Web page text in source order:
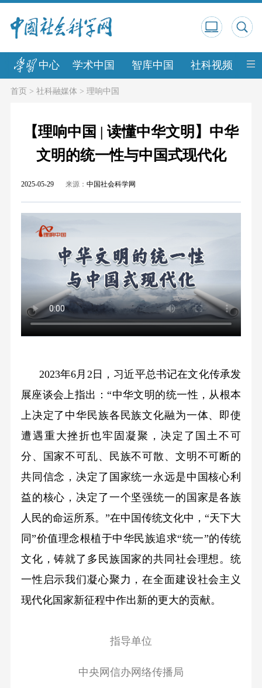
中心 学术中国 智库中国 社科视频 中
首页> 社科融媒体 > 理响中国
【理响中国 | 读懂中华文明】中华
文明的统一性与中国式现代化
2025-05-29 来源： 中国社会科学网
2023年6月2日，习近平总书记在文化传承发
展座谈会上指出：“中华文明的统一性，从根本
上决定了中华民族各民族文化融为一体、即使
遭遇重大挫折也牢固凝聚，决定了国土不可
分、国家不可乱、民族不可散、文明不可断的
共同信念，决定了国家统一永远是中国核心利
益的核心，决定了一个坚强统一的国家是各族
人民的命运所系。”在中国传统文化中，“天下大
同”价值理念根植于中华民族追求“统一”的传统
文化，铸就了多民族国家的共同社会理想。统
一性启示我们凝心聚力，在全面建设社会主义
现代化国家新征程中作出新的更大的贡献。
指导单位
中央网信办网络传播局